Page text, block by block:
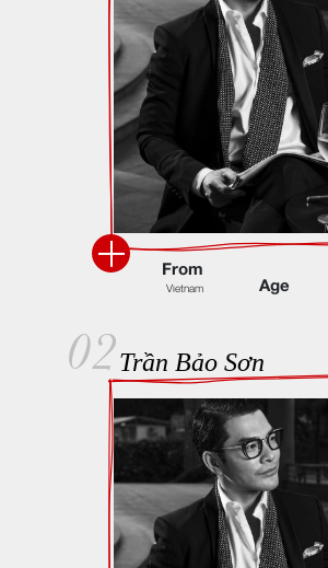
From
Vietnam Age
02Trần Bảo Sơn